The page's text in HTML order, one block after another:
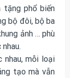
phổ biến
bộ đôi, bộ ba
ảnh … phù
mỗi loại
tạo mà vẫn